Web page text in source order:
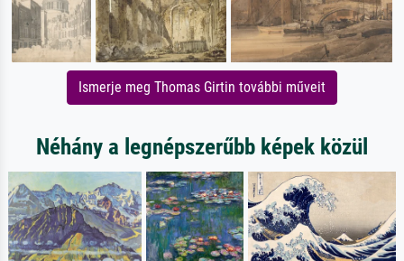
Ismerje meg Thomas Girtin további műveit
Néhány a legnépszerűbb képek közül